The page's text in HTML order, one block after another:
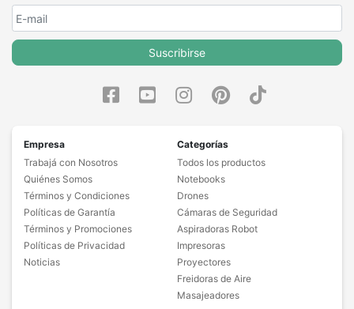
Suscribirse
Empresa
Trabajá con Nosotros
Quiénes Somos
Términos y Condiciones
Políticas de Garantía
Términos y Promociones
Políticas de Privacidad
Noticias
Categorías
Todos los productos
Notebooks
Drones
Cámaras de Seguridad
Aspiradoras Robot
Impresoras
Proyectores
Freidoras de Aire
Masajeadores